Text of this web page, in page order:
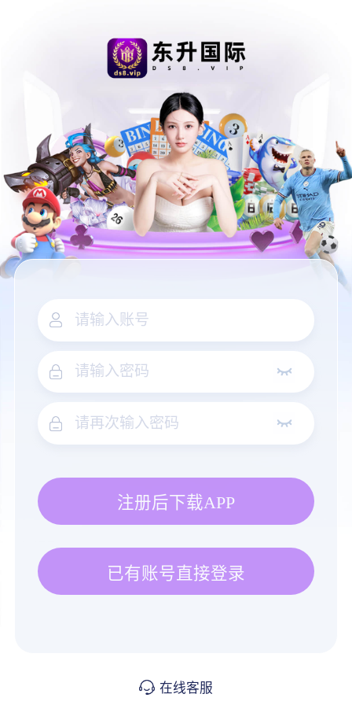
注册后下载APP
已有账号直接登录
在线客服